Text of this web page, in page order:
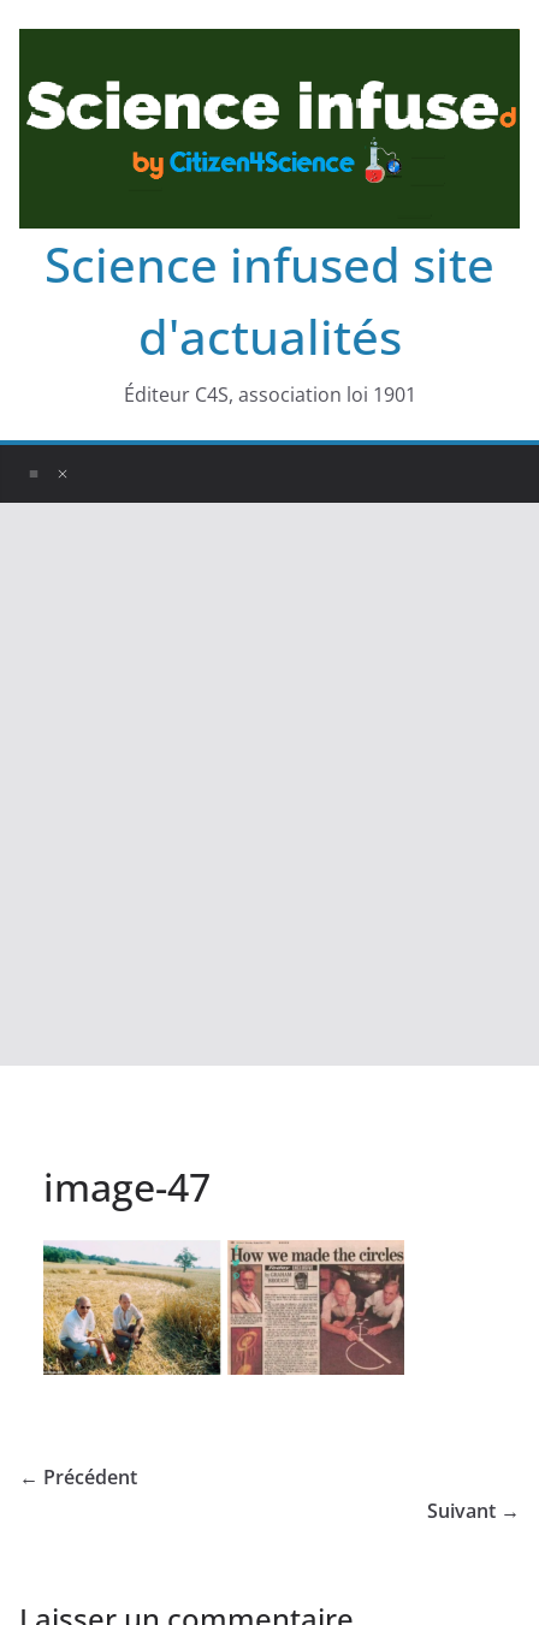
Science infused site
d'actualités
Éditeur C4S, association loi 1901
image-47
← Précédent
Suivant →